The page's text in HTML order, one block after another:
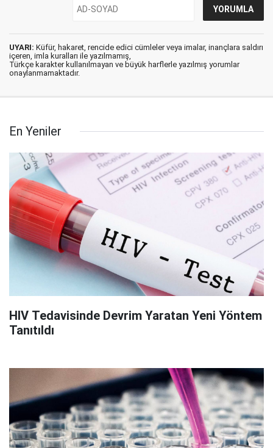
UYARI: Küfür, hakaret, rencide edici cümleler veya imalar, inançlara saldırı
içeren, imla kuralları ile yazılmamış,
Türkçe karakter kullanılmayan ve büyük harflerle yazılmış yorumlar
onaylanmamaktadır.
En Yeniler
HIV Tedavisinde Devrim Yaratan Yeni Yöntem
Tanıtıldı